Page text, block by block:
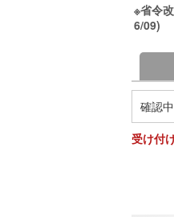
※省令
6/09)
確認
受け付